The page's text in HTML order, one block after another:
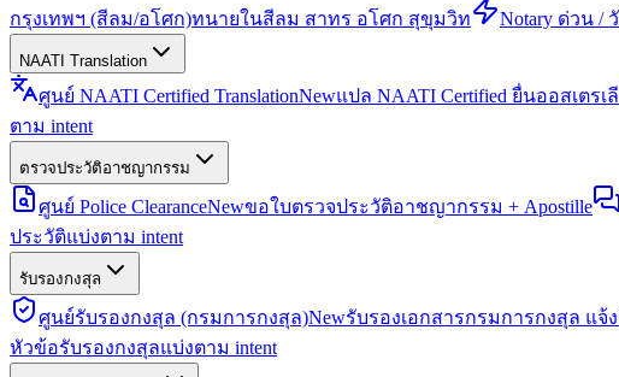
กรุงเทพฯ (สีลม/อโศก)ทนายในสีลม สาทร อโศก สุขุมวิท Notary ด่วน /
NAATI Translation
ศูนย์ NAATI Certified TranslationNewแปล NAATI Certified ยื่นออสเตรเ
ตาม intent
ตรวจประวัติอาชญากรรม
ศูนย์ Police ClearanceNewขอใบตรวจประวัติอาชญากรรม + Apostille
ประวัติแบ่งตาม intent
รับรองกงสุล
ศูนย์รับรองกงสุล (กรมการกงสุล)Newรับรองเอกสารกรมการกงสุล แจ้
หัวข้อรับรองกงสุลแบ่งตาม intent